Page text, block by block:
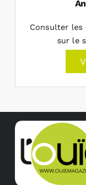
Consulter les
sur le